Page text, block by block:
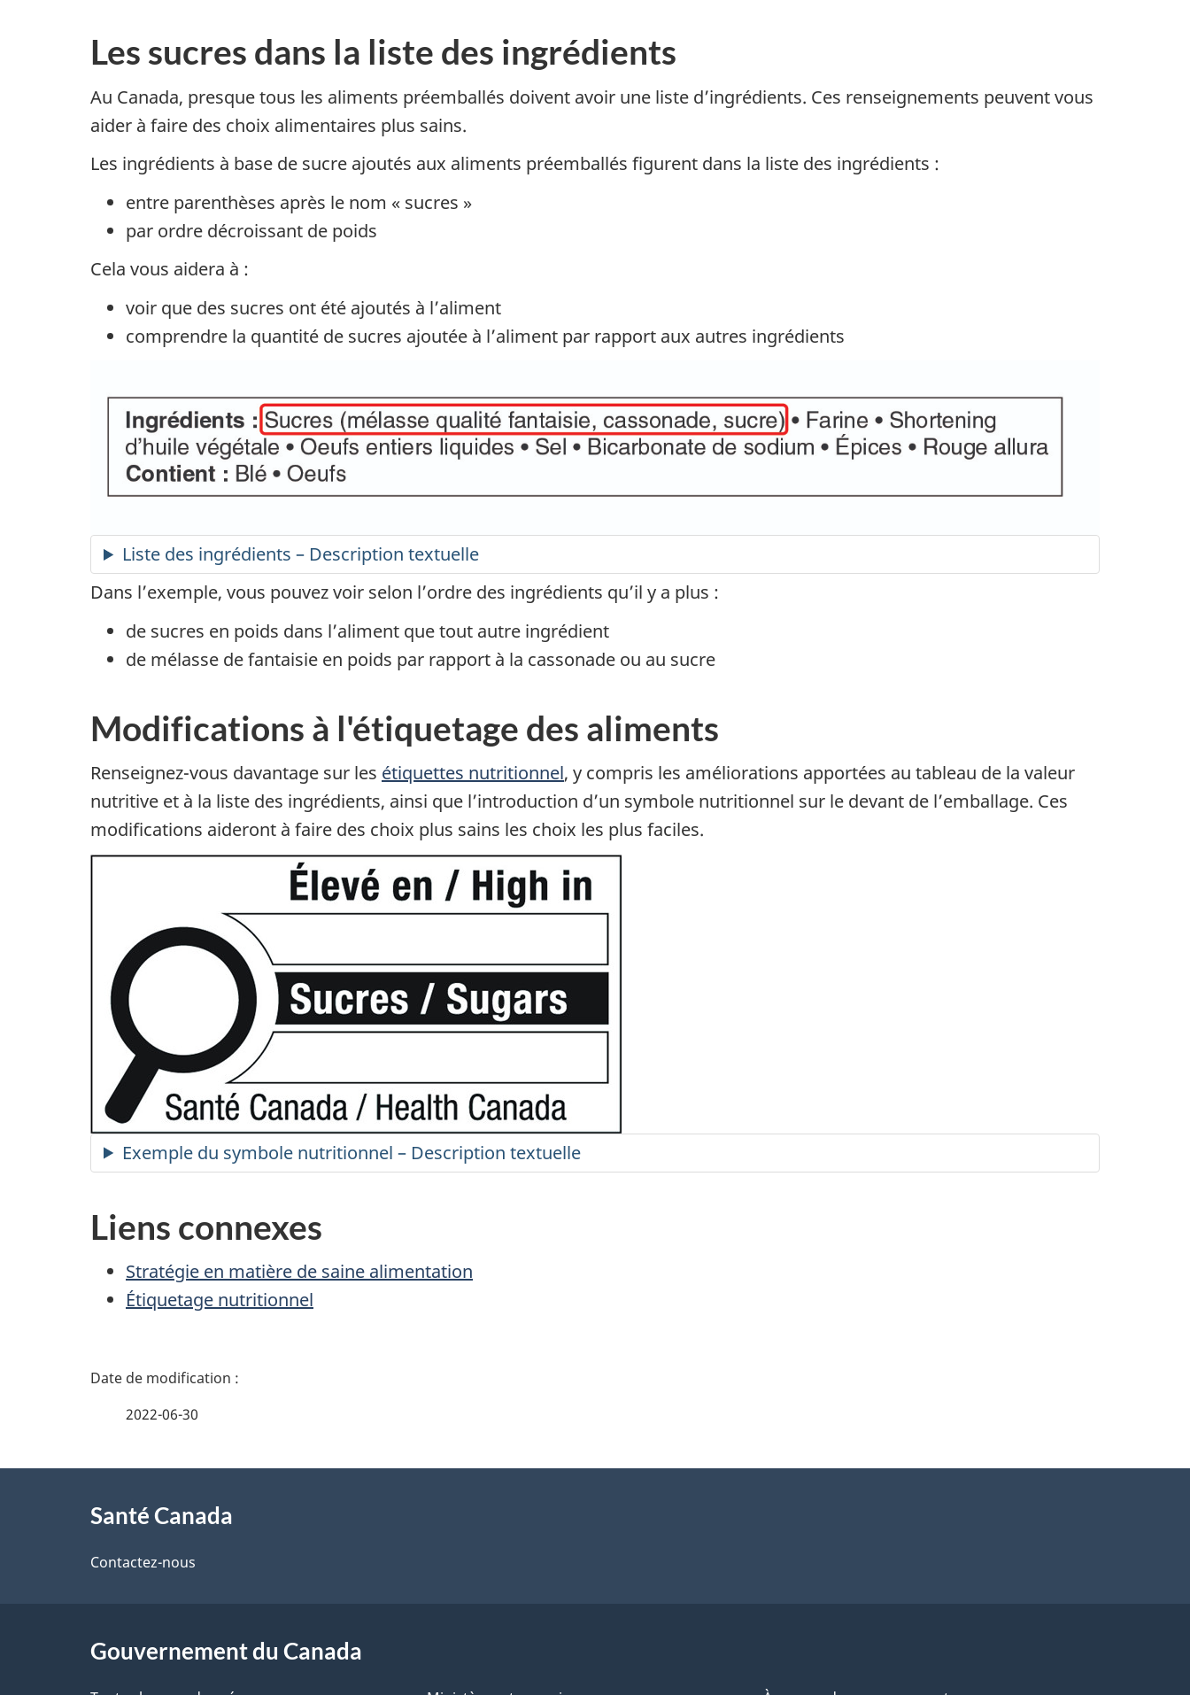
Les sucres dans la liste des ingrédients
Au Canada, presque tous les aliments préemballés doivent avoir une liste d’ingrédients. Ces renseignements peuvent vous
aider à faire des choix alimentaires plus sains.
Les ingrédients à base de sucre ajoutés aux aliments préemballés figurent dans la liste des ingrédients :
entre parenthèses après le nom « sucres »
par ordre décroissant de poids
Cela vous aidera à :
voir que des sucres ont été ajoutés à l’aliment
comprendre la quantité de sucres ajoutée à l’aliment par rapport aux autres ingrédients
Liste des ingrédients – Description textuelle
Dans l’exemple, vous pouvez voir selon l’ordre des ingrédients qu’il y a plus :
de sucres en poids dans l’aliment que tout autre ingrédient
de mélasse de fantaisie en poids par rapport à la cassonade ou au sucre
Modifications à l'étiquetage des aliments
Renseignez-vous davantage sur les étiquettes nutritionnel, y compris les améliorations apportées au tableau de la valeur
nutritive et à la liste des ingrédients, ainsi que l’introduction d’un symbole nutritionnel sur le devant de l’emballage. Ces
modifications aideront à faire des choix plus sains les choix les plus faciles.
Exemple du symbole nutritionnel – Description textuelle
Liens connexes
Stratégie en matière de saine alimentation
Étiquetage nutritionnel
D
a
l
d
2022-06-30
proposSanté Canada
Contactez-nous
Gouvernement du Canada